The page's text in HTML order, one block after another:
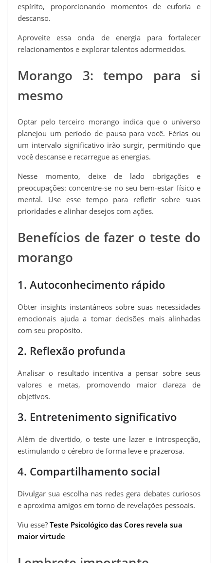
espírito, proporcionando momentos de euforia e
descanso.
Aproveite essa onda de energia para fortalecer
relacionamentos e explorar talentos adormecidos.
Morango 3: tempo para si
mesmo
Optar pelo terceiro morango indica que o universo
planejou um período de pausa para você. Férias ou
um intervalo significativo irão surgir, permitindo que
você descanse e recarregue as energias.
Nesse momento, deixe de lado obrigações e
preocupações: concentre‑se no seu bem‑estar físico e
mental. Use esse tempo para refletir sobre suas
prioridades e alinhar desejos com ações.
Benefícios de fazer o teste do
morango
1. Autoconhecimento rápido
Obter insights instantâneos sobre suas necessidades
emocionais ajuda a tomar decisões mais alinhadas
com seu propósito.
2. Reflexão profunda
Analisar o resultado incentiva a pensar sobre seus
valores e metas, promovendo maior clareza de
objetivos.
3. Entretenimento significativo
Além de divertido, o teste une lazer e introspecção,
estimulando o cérebro de forma leve e prazerosa.
4. Compartilhamento social
Divulgar sua escolha nas redes gera debates curiosos
e aproxima amigos em torno de revelações pessoais.
Viu esse? Teste Psicológico das Cores revela sua
maior virtude